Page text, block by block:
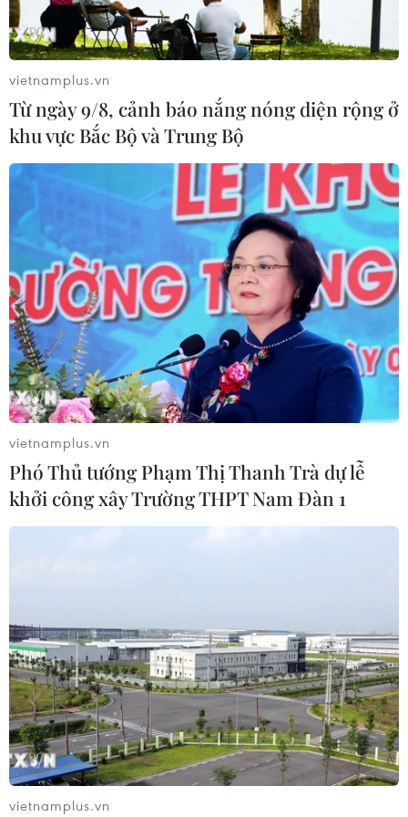
Vì sao Google khiến Mỹ và
EU đối đầu về chủ quyền số?
Máy bay chở khách nội địa đầu tiên
của Nga hoàn tất chuyến bay thử
nghiệm
04/08/2026 01:25
Bí mật sau những chung cư không
niên hạn ở Pháp
04/08/2026 01:03
Ukraine tiếp tục dội UAV vào
kho hàng của nền tảng bán lẻ lớn tại
Nga
03/08/2026 15:02
03/08/2026 14:35
Xem thêm
vietnamplus.vn
Từ ngày 9/8, cảnh báo nắng nóng diện rộng ở
khu vực Bắc Bộ và Trung Bộ
vietnamplus.vn
Phó Thủ tướng Phạm Thị Thanh Trà dự lễ
khởi công xây Trường THPT Nam Đàn 1
vietnamplus.vn